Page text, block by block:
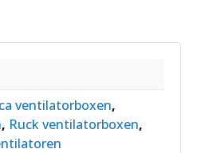
ventilatorboxen,
, Ruck ventilatorboxen,